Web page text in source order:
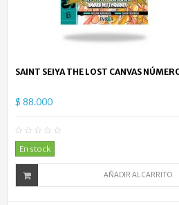
SAINT SEIYA THE LOST CANVAS
$ 88.000
En stock
AÑADIR AL CARRITO